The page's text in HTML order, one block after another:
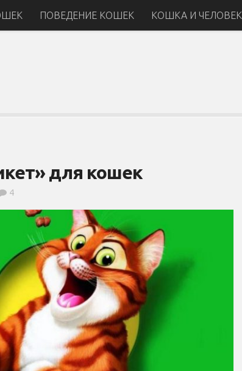
ПОВЕДЕНИЕ КОШЕК КОШКА И ЧЕЛОВЕК
для кошек
4